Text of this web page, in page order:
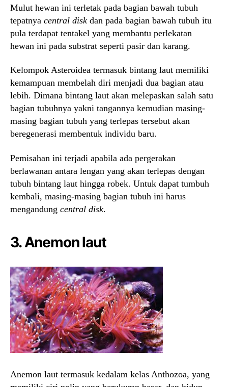
Mulut hewan ini terletak pada bagian bawah tubuh
tepatnya central disk dan pada bagian bawah tubuh itu
pula terdapat tentakel yang membantu perlekatan
hewan ini pada substrat seperti pasir dan karang.
Kelompok Asteroidea termasuk bintang laut memiliki
kemampuan membelah diri menjadi dua bagian atau
lebih. Dimana bintang laut akan melepaskan salah satu
bagian tubuhnya yakni tangannya kemudian masing-
masing bagian tubuh yang terlepas tersebut akan
beregenerasi membentuk individu baru.
Pemisahan ini terjadi apabila ada pergerakan
berlawanan antara lengan yang akan terlepas dengan
tubuh bintang laut hingga robek. Untuk dapat tumbuh
kembali, masing-masing bagian tubuh ini harus
mengandung central disk.
3. Anemon laut
Anemon laut termasuk kedalam kelas Anthozoa, yang